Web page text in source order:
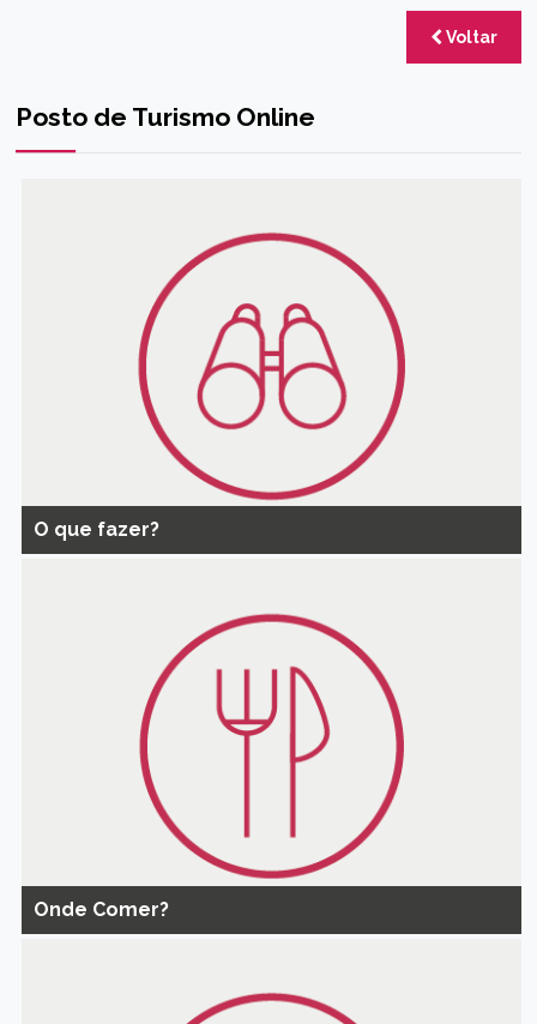
Voltar
Posto de Turismo Online
O que fazer?
Onde Comer?